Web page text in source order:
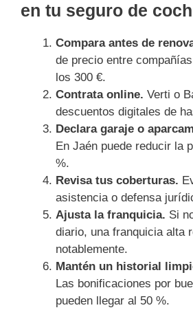
en tu seguro de
Compara antes de
de precio entre
los 300 €.
Contrata online. Verti o
descuentos digitales de
Declara garaje o
En Jaén puede reducir la
%.
Revisa tus coberturas.
asistencia o defensa
Ajusta la franquicia. Si
diario, una franquicia alta
notablemente.
Mantén un historial
Las bonificaciones por
pueden llegar al 50 %.